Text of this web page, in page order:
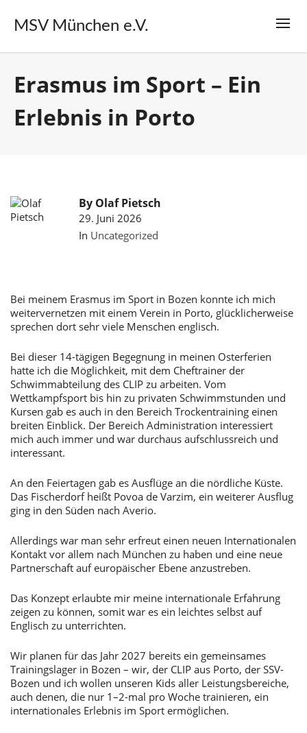
MSV München e.V.
Erasmus im Sport – Ein
Erlebnis in Porto
By Olaf Pietsch
29. Juni 2026
In Uncategorized
Bei meinem Erasmus im Sport in Bozen konnte ich mich
weitervernetzen mit einem Verein in Porto, glücklicherweise
sprechen dort sehr viele Menschen englisch.
Bei dieser 14-tägigen Begegnung in meinen Osterferien
hatte ich die Möglichkeit, mit dem Cheftrainer der
Schwimmabteilung des CLIP zu arbeiten. Vom
Wettkampfsport bis hin zu privaten Schwimmstunden und
Kursen gab es auch in den Bereich Trockentraining einen
breiten Einblick. Der Bereich Administration interessiert
mich auch immer und war durchaus aufschlussreich und
interessant.
An den Feiertagen gab es Ausflüge an die nördliche Küste.
Das Fischerdorf heißt Povoa de Varzim, ein weiterer Ausflug
ging in den Süden nach Averio.
Allerdings war man sehr erfreut einen neuen Internationalen
Kontakt vor allem nach München zu haben und eine neue
Partnerschaft auf europäischer Ebene anzustreben.
Das Konzept erlaubte mir meine internationale Erfahrung
zeigen zu können, somit war es ein leichtes selbst auf
Englisch zu unterrichten.
Wir planen für das Jahr 2027 bereits ein gemeinsames
Trainingslager in Bozen – wir, der CLIP aus Porto, der SSV-
Bozen und ich wollen unseren Kids aller Leistungsbereiche,
auch denen, die nur 1–2-mal pro Woche trainieren, ein
internationales Erlebnis im Sport ermöglichen.